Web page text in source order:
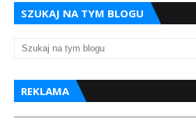
SZUKAJ NA TYM BLOGU
REKLAMA